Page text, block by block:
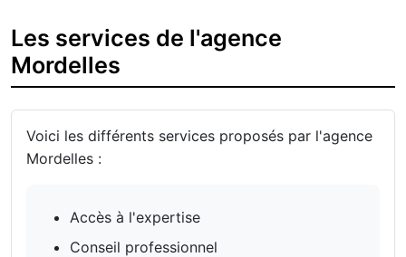
Les services de l'agence
Mordelles
Voici les différents services proposés par l'agence
Mordelles :
Accès à l'expertise
Conseil professionnel